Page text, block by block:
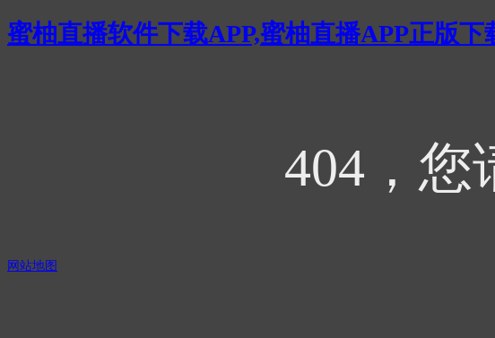
蜜柚直播软件下载APP,蜜柚直播APP正版
404
网站地图